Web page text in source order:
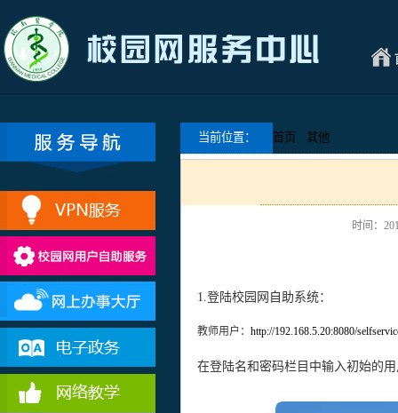
当前位置： 首页 其他
时间：
1.登陆校园网自助系统：
教师用户： http://192.168.5.20:8080/
在登陆名和密码栏目中输入初始的